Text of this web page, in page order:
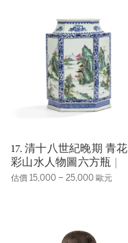
17. 清十八世紀晚期 青花粉
彩山水人物圖六方瓶 |
估價 15,000 – 25,000 歐元